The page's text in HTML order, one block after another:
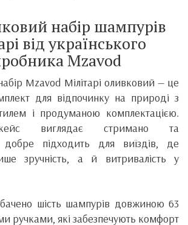
набір шампурів
від українського
Mzavod
Mzavod Мілітарі оливковий — це
для відпочинку на природі з
і продуманою комплектацією.
виглядає стримано та
добре підходить для виїздів, де
зручність, а й витривалість у
шість шампурів довжиною 63
ручками, які забезпечують комфорт